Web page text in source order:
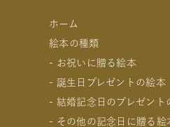
ホーム
絵本の種類
- お祝いに贈る絵本
- 出産祝いの絵本
- 成人祝いの絵本
- 結婚祝いの絵本
- 誕生日プレゼントの絵本
- 1歳の誕生日プレゼン
- 2歳～6歳の幼児への
- 結婚記念日のプレゼント
- 妻への結婚記念日の絵
- その他の記念日に贈る絵